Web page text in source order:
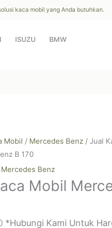
kaca mobil yang Anda butuhkan.
ISUZU
BMW
Mobil / Mercedes Benz / Jual
B 170
Mercedes Benz
Mobil
*Hubungi Kami Untuk